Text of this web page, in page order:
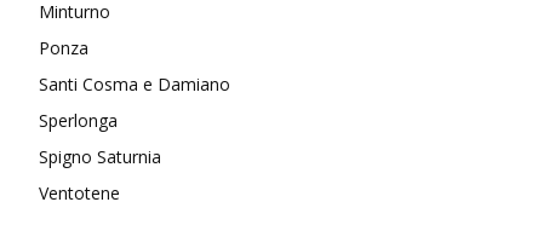
Minturno
Ponza
Santi Cosma e Damiano
Sperlonga
Spigno Saturnia
Ventotene